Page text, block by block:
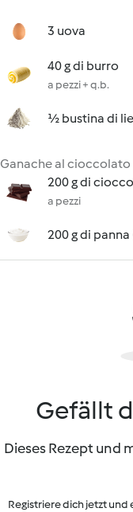
3 uova
40 g di burro
a pezzi + q.b.
½ bustina di
Ganache al cioccolato
200 g di
a pezzi
200 g di panna
Gefällt
Dieses Rezept und
Registriere dich jetzt und